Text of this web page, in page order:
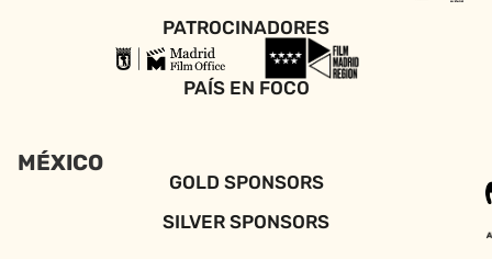
PATROCINADORES
PAÍS EN FOCO
MÉXICO
GOLD SPONSORS
SILVER SPONSORS